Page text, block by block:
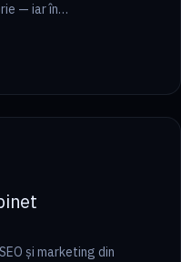
— iar în
7 min
și marketing din